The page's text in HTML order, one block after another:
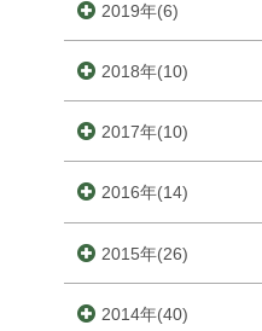
2019年(6)
2018年(10)
2017年(10)
2016年(14)
2015年(26)
2014年(40)